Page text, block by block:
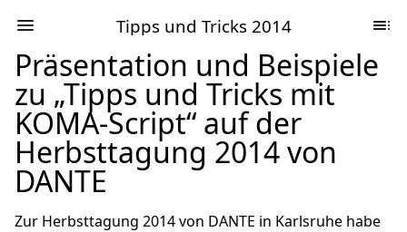
Tipps und Tricks 2014
Präsentation und Beispiele
zu „Tipps und Tricks mit
KOMA-Script“ auf der
Herbsttagung 2014 von
DANTE
Zur Herbsttagung 2014 von DANTE in Karlsruhe habe